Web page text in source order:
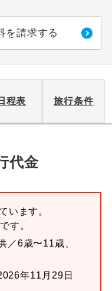
を請求する
程表 旅行条件
代金
います。
す。
／6歳〜11歳、
年11月29日